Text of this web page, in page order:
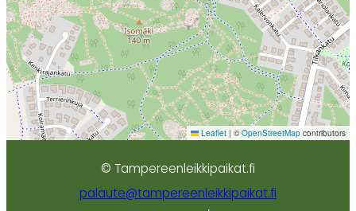
Leaflet | ©OpenStreetMap contributors
© Tampereenleikkipaikat.fi
palaute@tampereenleikkipaikat.fi